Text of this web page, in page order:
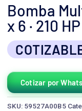
Bomba
x 6 · 210 HP
Cotizar por
SKU: 59527A00B5